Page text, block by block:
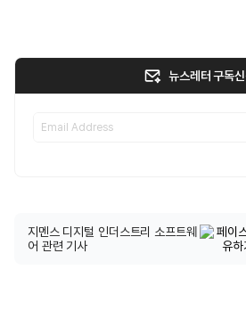
뉴스레터 구독
지멘스 디지털 인더스트리 소프트웨
어 관련 기사